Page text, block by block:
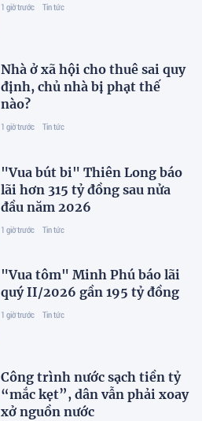
1 giờ trước Tin tức
Nhà ở xã hội cho thuê sai quy
định, chủ nhà bị phạt thế
nào?
1 giờ trước Tin tức
"Vua bút bi" Thiên Long báo
lãi hơn 315 tỷ đồng sau nửa
đầu năm 2026
1 giờ trước Tin tức
"Vua tôm" Minh Phú báo lãi
quý II/2026 gần 195 tỷ đồng
1 giờ trước Tin tức
Công trình nước sạch tiền tỷ
“mắc kẹt”, dân vẫn phải xoay
xở nguồn nước